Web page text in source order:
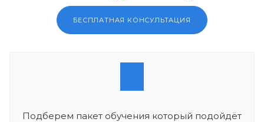
БЕСПЛАТНАЯ КОНСУЛЬТАЦИЯ
Подберем пакет обучения который подойдёт